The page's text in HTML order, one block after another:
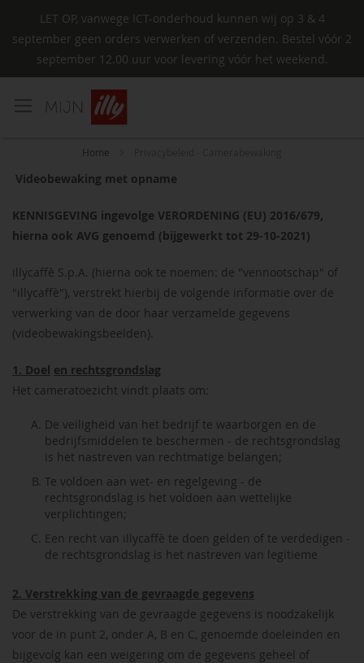
LET OP, vanwege ICT-onderhoud kunnen wij op 3 & 4
september geen orders verwerken of verzenden. Bestel vóór 2
september 12.00 uur voor levering vóór het weekend.
Home
Videobewaking met opname
KENNISGEVING ingevolge VERORDENING (EU) 2016/679,
hierna ook AVG genoemd (bijgewerkt tot 29-10-2021)
illycaffè S.p.A. (hierna ook te noemen: de "vennootschap" of
"illycaffè"), verstrekt hierbij de volgende informatie over de
verwerking van de door haar verzamelde gegevens
(videobewakingsbeelden).
1. Doel en rechtsgrondslag
Het cameratoezicht vindt plaats om:
De veiligheid van het bedrijf te waarborgen en de
bedrijfsmiddelen te beschermen - de rechtsgrondslag
is het nastreven van rechtmatige belangen;
Te voldoen aan wet- en regelgeving - de
rechtsgrondslag is het voldoen aan wettelijke
verplichtingen;
Een recht van illycaffè te doen gelden of te verdedigen -
de rechtsgrondslag is het nastreven van legitieme
2. Verstrekking van de gevraagde gegevens
De verstrekking van de gevraagde gegevens is noodzakelijk
voor de in punt 2, onder A, B en C, genoemde doeleinden en
bijgevolg kan een weigering om de gegevens geheel of